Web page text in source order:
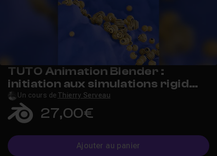
TUTO Animation Blender :
initiation aux simulations rigid
body
Un cours de Thierry Serveau
27,00€
Ajouter au panier